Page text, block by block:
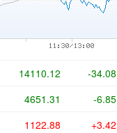
14110.12 -34.08
4651.31 -6.85
1122.88 +3.42